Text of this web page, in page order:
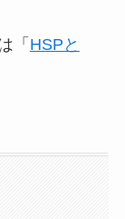
「 HSPと